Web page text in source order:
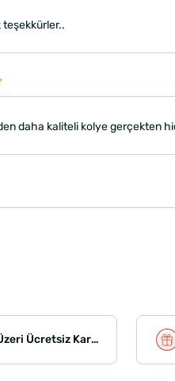
daha kaliteli kolye gerçekten
1250 TL Üzeri Ücretsiz Kargo